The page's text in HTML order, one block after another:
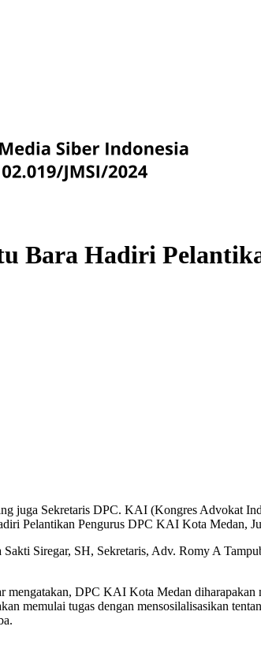
Bara Hadiri
juga Sekretaris DPC. KAI (Kongres Advokat
Pelantikan Pengurus DPC KAI Kota Medan,
Siregar, SH, Sekretaris, Adv. Romy A
DPC KAI Kota Medan diharapakan
memulai tugas dengan mensosilalisasikan